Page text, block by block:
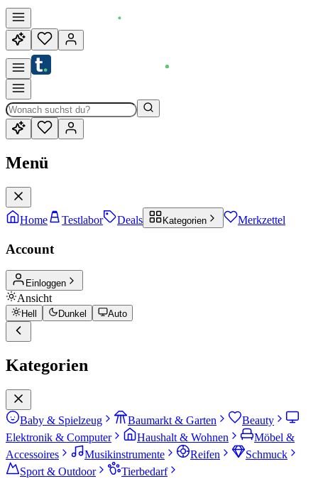
Menü
Home Testlabor Deals Kategorien Merkzettel
Account
Einloggen
Ansicht
Hell Dunkel Auto
Kategorien
Baby & Spielzeug Baumarkt & Garten
Beauty
Elektronik & Computer
Haushalt & Wohnen
Möbel &
Accessoires
Musikinstrumente Reifen
Schmuck
Sport & Outdoor
Tierbedarf